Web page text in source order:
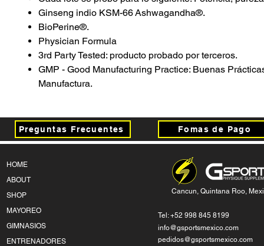
Ginseng indio KSM-66 Ashwagandha®.
BioPerine®.
Physician Formula
3rd Party Tested: producto probado por terceros.
GMP - Good Manufacturing Practice: Buenas
Manufactura.
Preguntas Frecuentes Fomas de Pago
HOME
ABOUT
SHOP
MAYOREO
GIMNASIOS
ENTRENADORES
Cancun, Quintana Roo,
Tel: +52 998 845 8199
info@gsportsmexico.com
pedidos@gsportsmexico.com